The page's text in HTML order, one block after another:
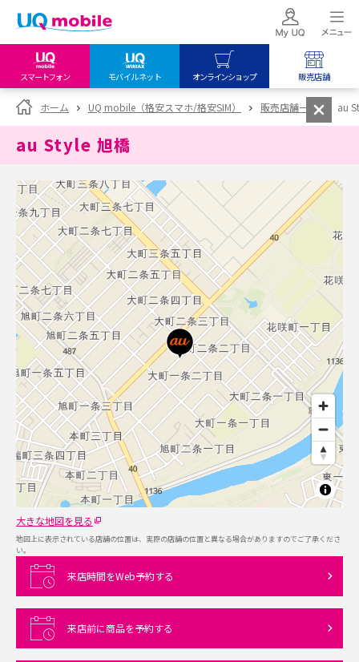
スマートフォン モバイルネット オンラインショップ 販売店舗
my UQ WiMAX
UQ WiMAX ご契約の方
My UQ mobile
UQ mobile
データチャージサイト
UQ mobile
オンラインショップ
UQ WiMAX
UQ mobile
販売店舗
UQ WiMAX
ホーム UQ mobile（格安スマホ/格安SIM） 販売店舗一覧 au
au Style 旭橋
大きな地図を見る
地図上に表示されている店舗の位置は、実際の店舗の位置と異なる場合がありますのでご了承くださ
い。
来店時間をWeb予約する
来店前に商品を予約する